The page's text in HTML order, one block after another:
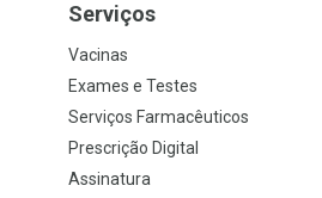
Serviços
Vacinas
Exames e Testes
Serviços Farmacêuticos
Prescrição Digital
Assinatura